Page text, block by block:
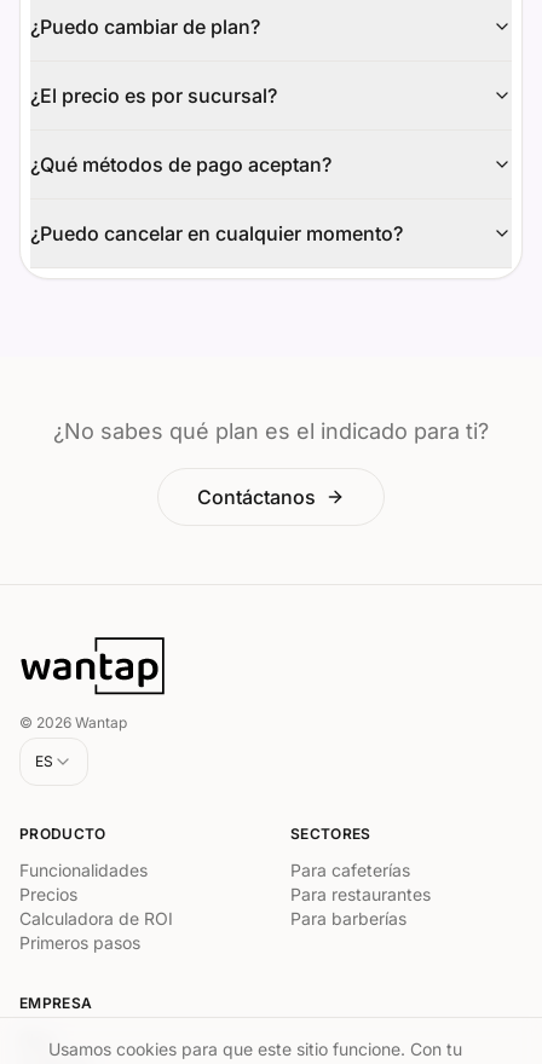
Usamos cookies para que este sitio funcione. Con tu
¿Puedo cambiar de plan?
¿El precio es por sucursal?
¿Qué métodos de pago aceptan?
¿Puedo cancelar en cualquier momento?
¿No sabes qué plan es el indicado para ti?
Contáctanos
© 2026 Wantap
ES
PRODUCTO
Funcionalidades
Precios
Calculadora de ROI
Primeros pasos
SECTORES
Para cafeterías
Para restaurantes
Para barberías
EMPRESA
Blog